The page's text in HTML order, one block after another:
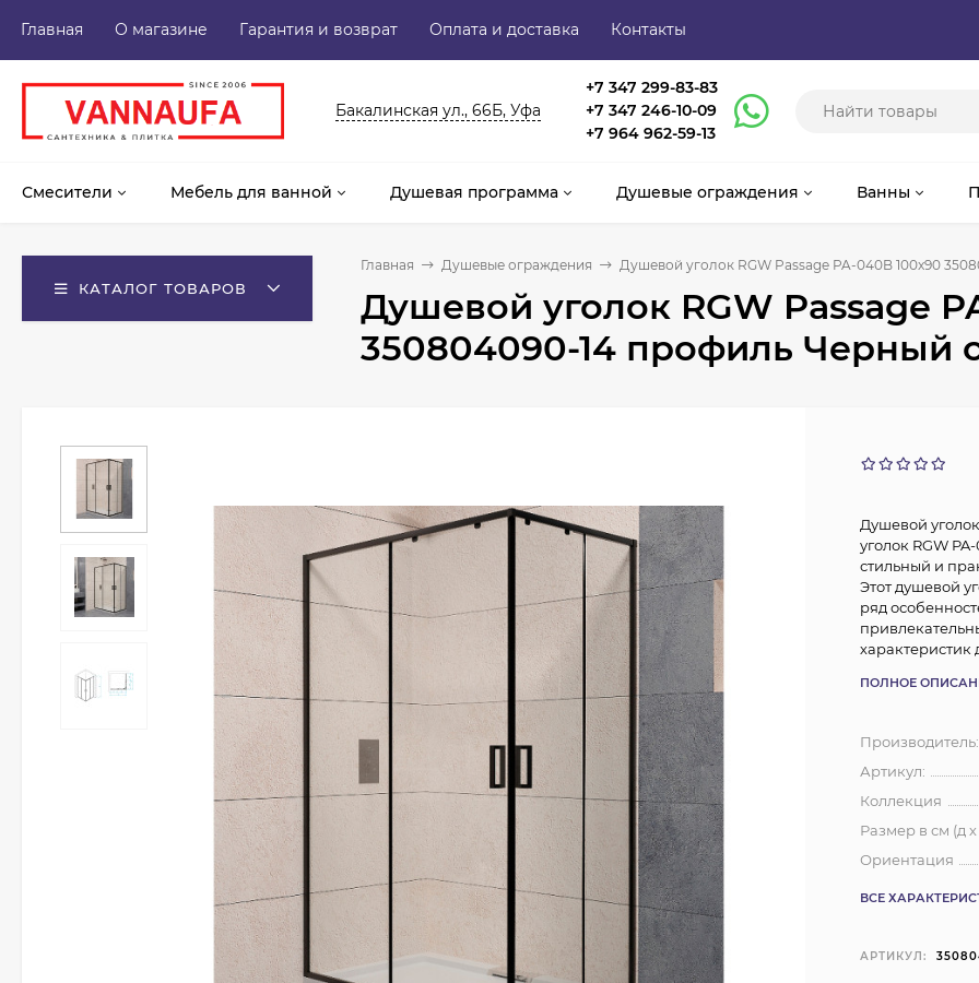
Главная О магазине Гарантия и возврат Оплата и доставка Контакты
Бакалинская ул., 66Б, Уфа
+7 347 299-83-83
+7 347 246-10-09
+7 964 962-59-13
Смесители Мебель для ванной Душевая программа Душевые ограждения Ванны
КАТАЛОГ ТОВАРОВ
Главная Душевые ограждения Душевой уголок RGW Passage PA-040B 100x90
Душевой уголок RGW Passage
350804090-14 профиль Черный
Душевой
уголок RGW
стильный и
Этот душевой
ряд
характеристик
ПОЛНОЕ
Производитель:
Артикул:
Коллекция
Размер в см (д
Ориентация
ВСЕ
АРТИКУЛ: